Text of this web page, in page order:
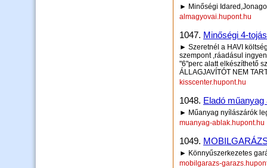
► Minőségi
almagyovai.hupont.hu
1047. Minőségi 4-
► Szeretnél a HAVI
szempont ,ráadásul
"6"perc alatt elkészíthető
ÁLLAGJAVÍTÓT NEM
kisscenter.hupont.hu
1048. Eladó
► Műanyag nyílászárók
muanyag-ablak.hupont.hu
1049.
► Könnyűszerkezetes
mobilgarazs-